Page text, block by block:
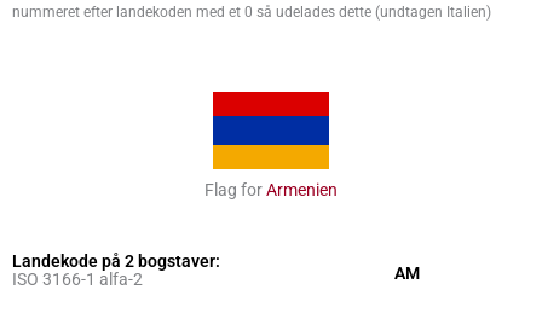
nummeret efter landekoden med et 0 så udelades dette (undtagen Italien)
Flag forArmenien
Landekode på 2 bogstaver:
ISO 3166-1 alfa-2
AM